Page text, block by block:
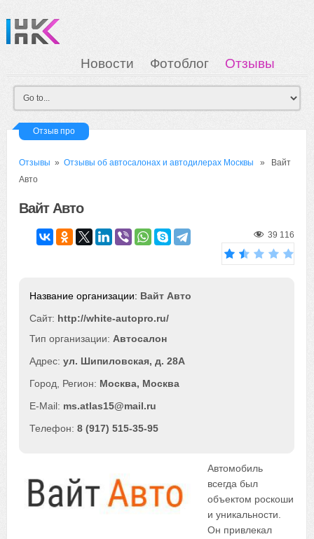
Новости Фотоблог
Отзывы
Загрузка
Мои Картинки Вход
Отзыв про
Отзывы »Отзывы об автосалонах и автодилерах Москвы » Вайт
Авто
Вайт Авто
39 116
Вайт Авто
Сайт: http://white-autopro.ru/
Автосалон
ул. Шипиловская, д. 28А
Москва, Москва
ms.atlas15@mail.ru
8 (917) 515-35-95
Автомобиль
всегда был
объектом роскоши
и уникальности.
Он привлекал